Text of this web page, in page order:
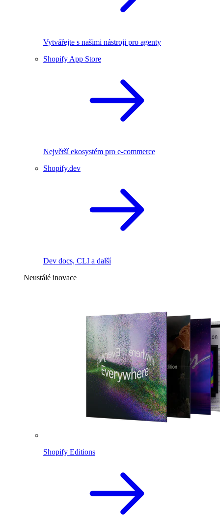
Vytvářejte s našimi nástroji pro agenty
Shopify App Store
Největší ekosystém pro e-commerce
Shopify.dev
Dev docs, CLI a další
Neustálé inovace
Shopify Editions